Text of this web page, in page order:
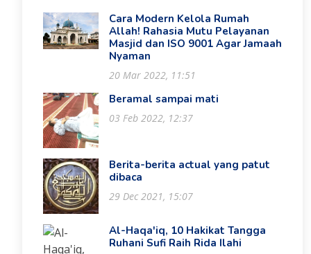
Cara Modern Kelola Rumah
Allah! Rahasia Mutu Pelayanan
Masjid dan ISO 9001 Agar Jamaah
Nyaman
20 Mar 2022, 11:51
Beramal sampai mati
03 Feb 2022, 12:37
Berita-berita actual yang patut
dibaca
29 Dec 2021, 15:07
Al-Haqa'iq, 10 Hakikat Tangga
Ruhani Sufi Raih Rida Ilahi